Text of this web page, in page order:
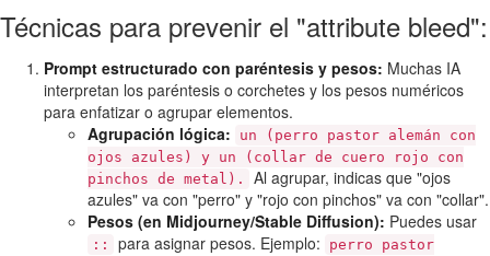
Técnicas para prevenir el "attribute bleed":
Prompt estructurado con paréntesis y pesos: Muchas IA
interpretan los paréntesis o corchetes y los pesos numéricos
para enfatizar o agrupar elementos.
Agrupación lógica:
un (perro pastor alemán con
ojos azules) y un (collar de cuero rojo con
pinchos de metal).
Al agrupar, indicas que "ojos
azules" va con "perro" y "rojo con pinchos" va con "collar".
Pesos (en Midjourney/Stable Diffusion): Puedes usar
:: para asignar pesos. Ejemplo:
perro pastor